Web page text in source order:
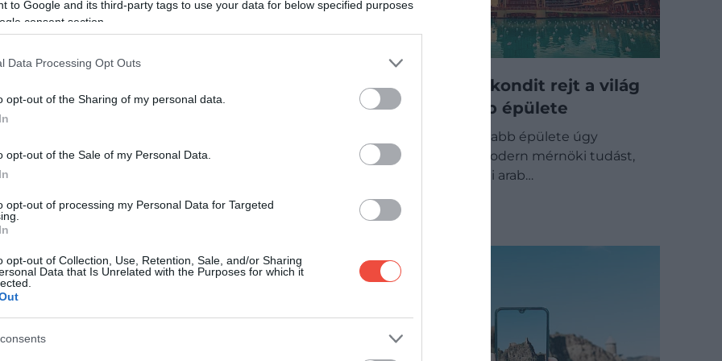
to Google and its third-party tags to use your data for below specified purposes
consent section.
Data Processing Opt Outs
opt-out of the Sharing of my personal data.
opt-out of the Sale of my Personal Data.
opt-out of processing my Personal Data for Targeted
opt-out of Collection, Use, Retention, Sale, and/or Sharing
Data that Is Unrelated with the Purposes for which it
nem lesz olyan csendes, mint a
sőt: a márka vezérigazgatója még a
forrásként a Google Keresőben
A FERRARITÓL
meghajtású autója. Az olasz luxusautógyártó
fogja nyújtani, mint a korábbi modelljeik, például
mint a legtöbb forgalomban lévő villanyautó. Az
technológiát, tudja, hogy sok mindent ki lehet hozni
az egyedi élményt fogja nyújtani, mint a márka
ismertek"
Ezeréves légkondit rejt a világ
legmagasabb épülete
A világ legmagasabb épülete úgy
szimbolizálja a modern mérnöki tudást,
hogy közben régi arab…
TECH